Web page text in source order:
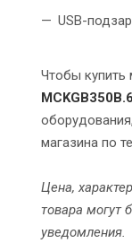
USB-
Чтобы купить
MCKGB350B.6
магазина по
Цена,
товара могут
уведомления.